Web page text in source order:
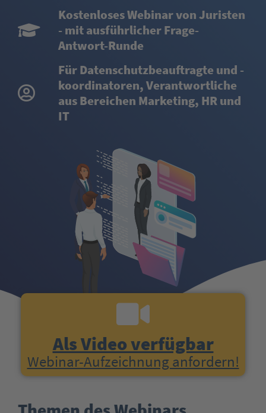
Kostenloses Webinar von Juristen
- mit ausführlicher Frage-
Antwort-Runde
Für Datenschutzbeauftragte und -
koordinatoren, Verantwortliche
aus Bereichen Marketing, HR und
IT
Als Video verfügbar
Webinar-Aufzeichnung anfordern!